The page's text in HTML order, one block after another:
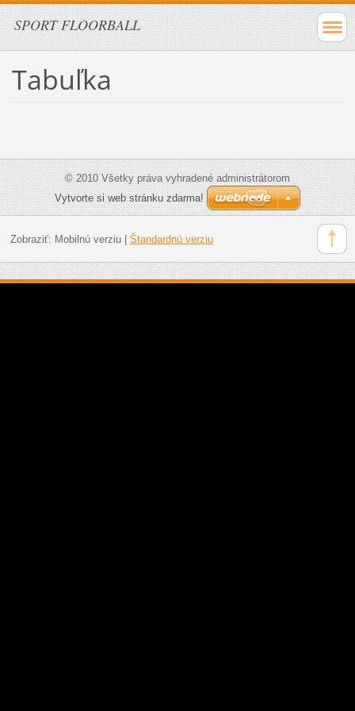
SPORT FLOORBALL
Tabuľka
© 2010 Všetky práva vyhradené administrátorom
Vytvorte si web stránku zdarma!
Zobraziť: Mobilnú verziu| Štandardnú verziu